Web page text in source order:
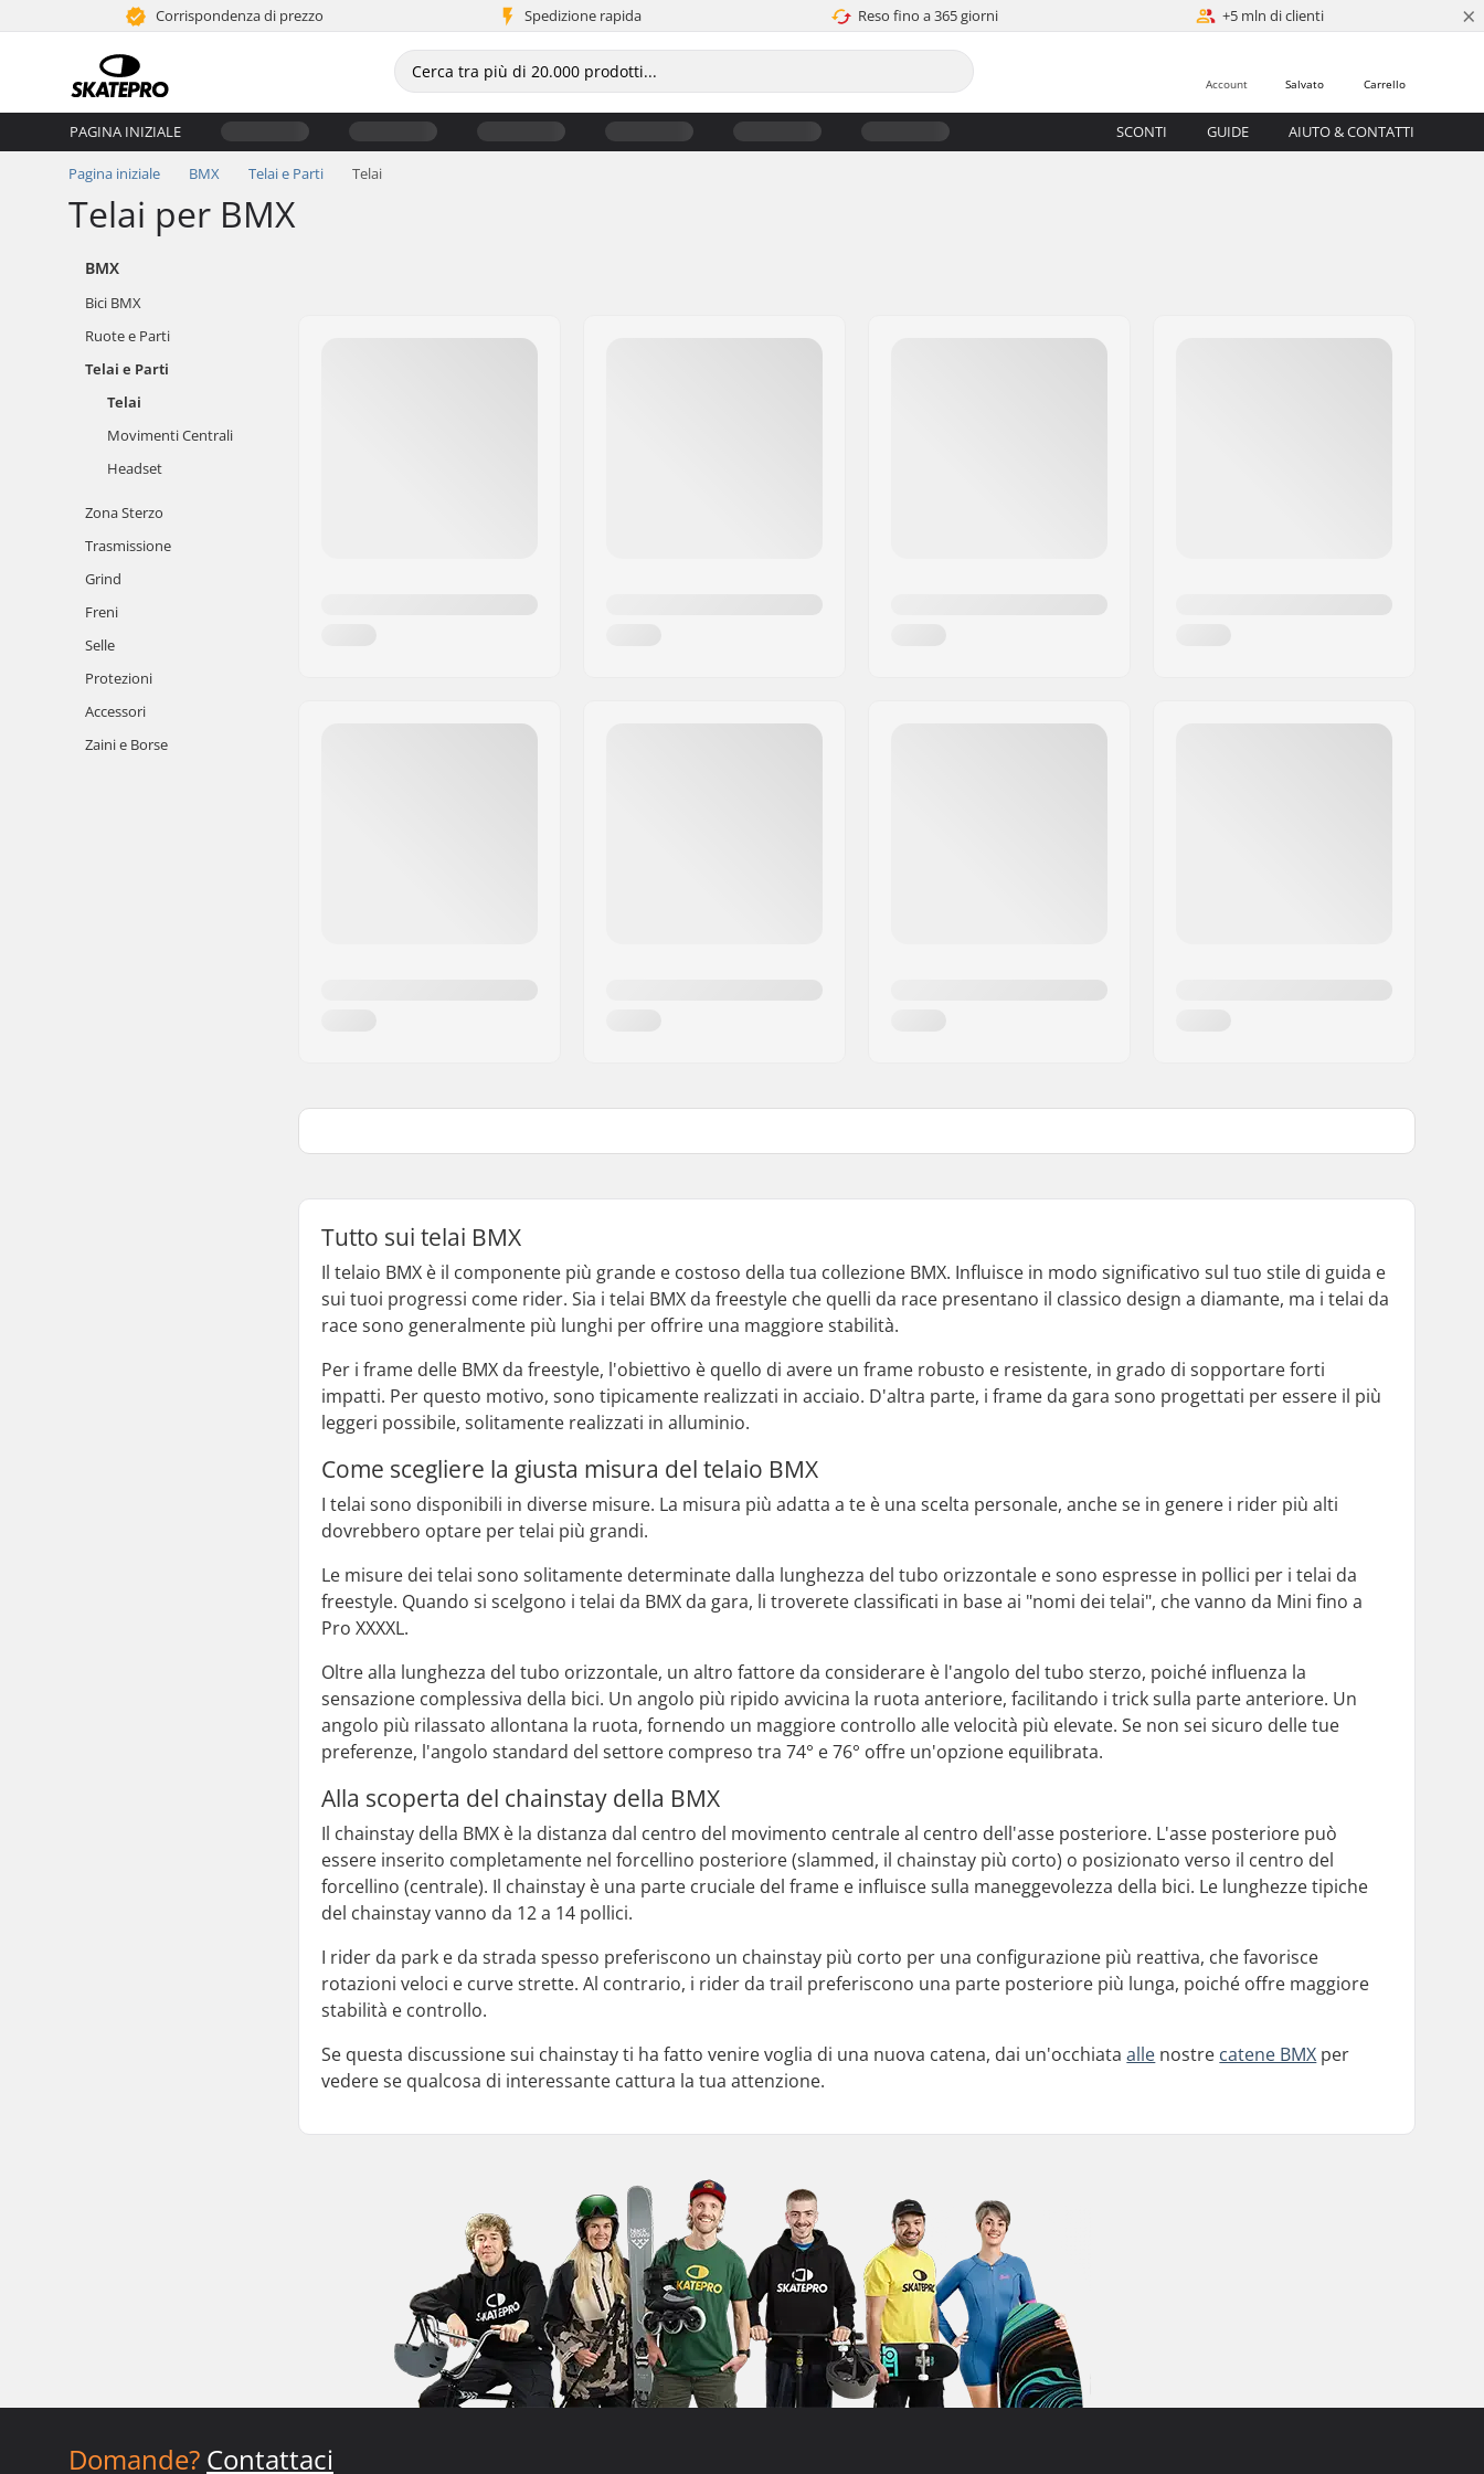
Corrispondenza di prezzo Spedizione rapida Reso fino a 365 giorni +5 mln di clienti ×
Carrello
Salvato
Account
PAGINA INIZIALE SCONTI GUIDE AIUTO & CONTATTI
Pagina iniziale BMX Telai e Parti Telai
Telai per BMX
BMX
Bici BMX
Ruote e Parti
Telai e Parti
Telai
Movimenti Centrali
Headset
Zona Sterzo
Trasmissione
Grind
Freni
Selle
Protezioni
Accessori
Zaini e Borse
Tutto sui telai BMX
Il telaio BMX è il componente più grande e costoso della tua collezione BMX. Influisce in modo significativo sul tuo stile di guida e
sui tuoi progressi come rider. Sia i telai BMX da freestyle che quelli da race presentano il classico design a diamante, ma i telai da
race sono generalmente più lunghi per offrire una maggiore stabilità.
Per i frame delle BMX da freestyle, l'obiettivo è quello di avere un frame robusto e resistente, in grado di sopportare forti
impatti. Per questo motivo, sono tipicamente realizzati in acciaio. D'altra parte, i frame da gara sono progettati per essere il più
leggeri possibile, solitamente realizzati in alluminio.
Come scegliere la giusta misura del telaio BMX
I telai sono disponibili in diverse misure. La misura più adatta a te è una scelta personale, anche se in genere i rider più alti
dovrebbero optare per telai più grandi.
Le misure dei telai sono solitamente determinate dalla lunghezza del tubo orizzontale e sono espresse in pollici per i telai da
freestyle. Quando si scelgono i telai da BMX da gara, li troverete classificati in base ai "nomi dei telai", che vanno da Mini fino a
Pro XXXXL.
Oltre alla lunghezza del tubo orizzontale, un altro fattore da considerare è l'angolo del tubo sterzo, poiché influenza la
sensazione complessiva della bici. Un angolo più ripido avvicina la ruota anteriore, facilitando i trick sulla parte anteriore. Un
angolo più rilassato allontana la ruota, fornendo un maggiore controllo alle velocità più elevate. Se non sei sicuro delle tue
preferenze, l'angolo standard del settore compreso tra 74° e 76° offre un'opzione equilibrata.
Alla scoperta del chainstay della BMX
Il chainstay della BMX è la distanza dal centro del movimento centrale al centro dell'asse posteriore. L'asse posteriore può
essere inserito completamente nel forcellino posteriore (slammed, il chainstay più corto) o posizionato verso il centro del
forcellino (centrale). Il chainstay è una parte cruciale del frame e influisce sulla maneggevolezza della bici. Le lunghezze tipiche
del chainstay vanno da 12 a 14 pollici.
I rider da park e da strada spesso preferiscono un chainstay più corto per una configurazione più reattiva, che favorisce
rotazioni veloci e curve strette. Al contrario, i rider da trail preferiscono una parte posteriore più lunga, poiché offre maggiore
stabilità e controllo.
Se questa discussione sui chainstay ti ha fatto venire voglia di una nuova catena, dai un'occhiataalle nostre catene BMX per
vedere se qualcosa di interessante cattura la tua attenzione.
Domande? Contattaci